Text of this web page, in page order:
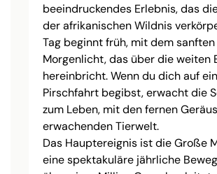
beeindruckendes Erlebnis, das
der afrikanischen Wildnis
Tag beginnt früh, mit dem sanften
Morgenlicht, das über die weiten
hereinbricht. Wenn du dich auf
Pirschfahrt begibst, erwacht die
zum Leben, mit den fernen
erwachenden Tierwelt.
Das Hauptereignis ist die Große
eine spektakuläre jährliche